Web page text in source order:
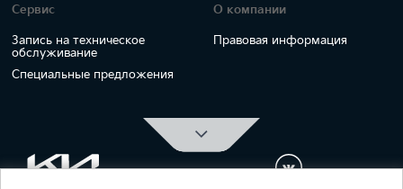
Сервис
Запись на техническое
обслуживание
Специальные предложения
О компании
Правовая информация